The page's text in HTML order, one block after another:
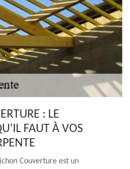
: LE
FAUT À VOS
Couverture est un